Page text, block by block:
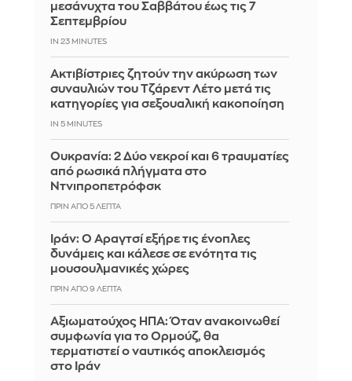
μεσάνυχτα του Σαββάτου έως τις 7
Σεπτεμβρίου
IN 23 MINUTES
Ακτιβίστριες ζητούν την ακύρωση των
συναυλιών του Τζάρεντ Λέτο μετά τις
κατηγορίες για σεξουαλική κακοποίηση
IN 5 MINUTES
Ουκρανία: 2 Δύο νεκροί και 6 τραυματίες
από ρωσικά πλήγματα στο
Ντνιπροπετρόφσκ
ΠΡΙΝ ΑΠΌ 5 ΛΕΠΤΆ
Ιράν: Ο Αραγτσί εξήρε τις ένοπλες
δυνάμεις και κάλεσε σε ενότητα τις
μουσουλμανικές χώρες
ΠΡΙΝ ΑΠΌ 9 ΛΕΠΤΆ
Αξιωματούχος ΗΠΑ: Όταν ανακοινωθεί
συμφωνία για το Ορμούζ, θα
τερματιστεί ο ναυτικός αποκλεισμός
στο Ιράν